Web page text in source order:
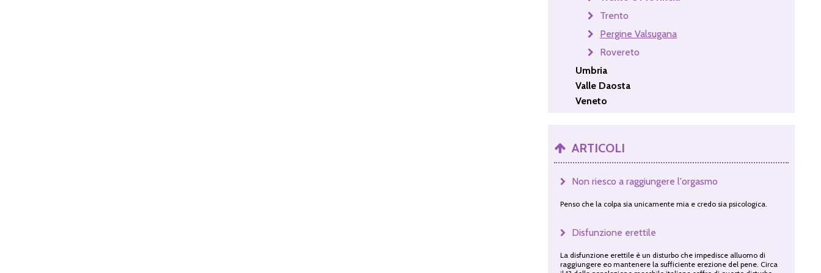
Trento
Pergine Valsugana
Rovereto
Umbria
Valle Daosta
Veneto
ARTICOLI
Non riesco a raggiungere l'orgasmo
Penso che la colpa sia unicamente mia e credo sia psicologica.
Disfunzione erettile
La disfunzione erettile è un disturbo che impedisce alluomo di
raggiungere eo mantenere la sufficiente erezione del pene. Circa